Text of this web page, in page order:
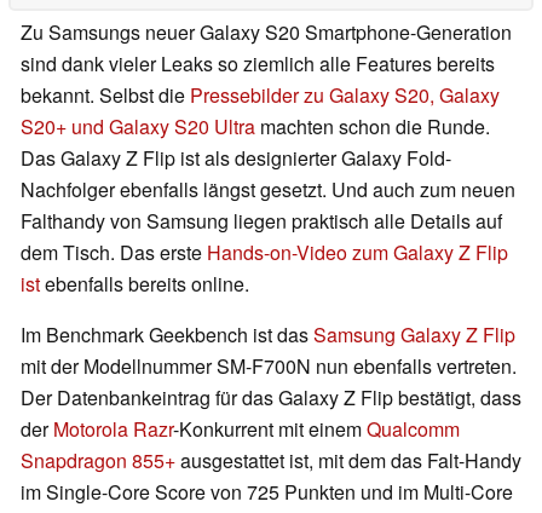
Zu Samsungs neuer Galaxy S20 Smartphone-Generation
sind dank vieler Leaks so ziemlich alle Features bereits
bekannt. Selbst die Pressebilder zu Galaxy S20, Galaxy
S20+ und Galaxy S20 Ultra machten schon die Runde.
Das Galaxy Z Flip ist als designierter Galaxy Fold-
Nachfolger ebenfalls längst gesetzt. Und auch zum neuen
Falthandy von Samsung liegen praktisch alle Details auf
dem Tisch. Das erste Hands-on-Video zum Galaxy Z Flip
istebenfalls bereits online.
Im Benchmark Geekbench ist dasSamsung Galaxy Z Flip
mit der Modellnummer SM-F700N nun ebenfalls vertreten.
Der Datenbankeintrag für das Galaxy Z Flip bestätigt, dass
derMotorola Razr-Konkurrent mit einemQualcomm
Snapdragon 855+ausgestattet ist, mit dem das Falt-Handy
im Single-Core Score von 725 Punkten und im Multi-Core